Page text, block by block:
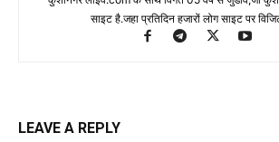
साइट है.जहा प्रतिदिन हजारों लोग साइट पर
LEAVE A REPLY